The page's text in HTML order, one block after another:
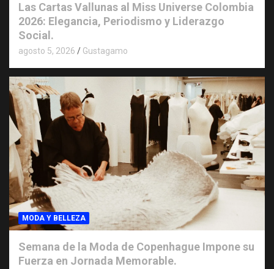
Las Cartas Vallunas al Miss Universe Colombia
2026: Elegancia, Periodismo y Liderazgo
Social.
agosto 5, 2026 Gustagamo
MODA Y BELLEZA
Semana de la Moda de Copenhague Impone su
Fuerza en Jornada Memorable.